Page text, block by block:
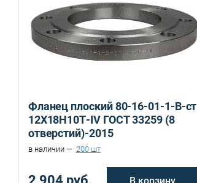
Фланец плоский 80-16-01-1-B-ст
12Х18Н10Т-IV ГОСТ 33259 (8
отверстий)-2015
в наличии — 200 шт